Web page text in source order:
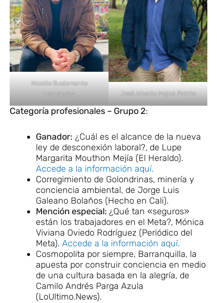
Nicolás Bustamante
Hernández
José Alberto Mojica Patiño
Categoría profesionales – Grupo 2:
Ganador: ¿Cuál es el alcance de la nueva
ley de desconexión laboral?, de Lupe
Margarita Mouthon Mejía (El Heraldo).
Accede a la información aquí.
Corregimiento de Golondrinas, minería y
conciencia ambiental, de Jorge Luis
Galeano Bolaños (Hecho en Cali).
Mención especial: ¿Qué tan «seguros»
están los trabajadores en el Meta?, Mónica
Viviana Oviedo Rodríguez (Periódico del
Meta). Accede a la información aquí.
Cosmopolita por siempre, Barranquilla, la
apuesta por construir conciencia en medio
de una cultura basada en la alegría, de
Camilo Andrés Parga Azula
(LoUltimo.News).